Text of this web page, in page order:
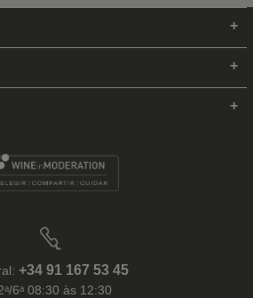
+34 91 167 53 45
6ᵃ 08:30 às 12:30